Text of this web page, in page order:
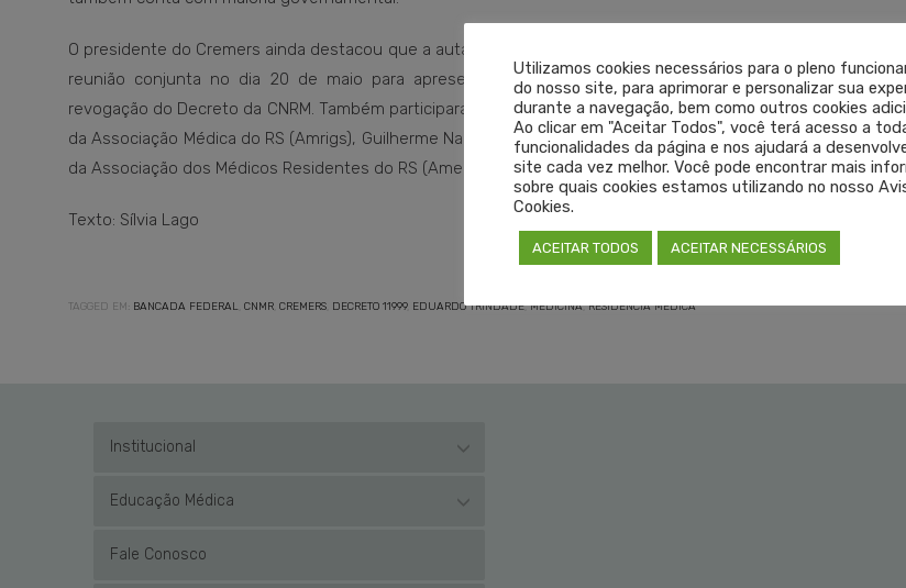
O presidente do Cremers ainda destacou que a autarquia federal já encaminhou aos 31 deputados federais
reunião conjunta no dia 20 de maio para apresentação de pautas de interesse dos médicos,
revogação do Decreto da CNRM. Também participaram do evento o vice-presidente do Simers, Fernando
da Associação Médica do RS (Amrigs), Guilherme Napp; a conselheira federal do CFM pelo RS, Tatiana Della
da Associação dos Médicos Residentes do RS (Amerers), Vitor Feuser.
Texto: Sílvia Lago
TAGGED EM: BANCADA FEDERAL CNMR CREMERS DECRETO 11999, EDUARDO TRINDADE,MEDICINA,RESIDÊNCIA MÉDICA
Institucional
Educação Médica
Fale Conosco
Utilizamos cookies necessários para o pleno
do nosso site, para aprimorar e personalizar sua
durante a navegação, bem como outros cookies
Ao clicar em "Aceitar Todos", você terá acesso a
funcionalidades da página e nos ajudará a
site cada vez melhor. Você pode encontrar mais
sobre quais cookies estamos utilizando no nosso
Cookies.
ACEITAR TODOS ACEITAR NECESSÁRIOS